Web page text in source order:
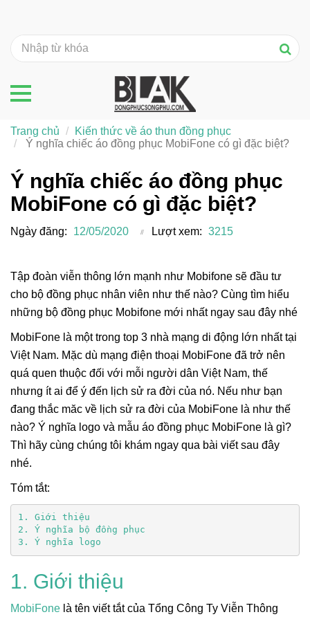
Ý nghĩa chiếc áo đồng phục
MobiFone có gì đặc biệt?
Ngày đăng: 12/05/2020 Lượt xem: 3215
Tập đoàn viễn thông lớn mạnh như Mobifone sẽ đầu tư
cho bộ đồng phục nhân viên như thế nào? Cùng tìm hiểu
những bộ đồng phục Mobifone mới nhất ngay sau đây nhé
MobiFone là một trong top 3 nhà mạng di động lớn nhất tại
Việt Nam. Mặc dù mạng điện thoại MobiFone đã trở nên
quá quen thuộc đối với mỗi người dân Việt Nam, thế
nhưng ít ai để ý đến lịch sử ra đời của nó. Nếu như bạn
đang thắc măc về lịch sử ra đời của MobiFone là như thế
nào? Ý nghĩa logo và mẫu áo đồng phục MobiFone là gì?
Thì hãy cùng chúng tôi khám ngay qua bài viết sau đây
nhé.
Tóm tắt:
1. Giới thiệu
2. Ý nghĩa bộ đồng phục
3. Ý nghĩa logo
1. Giới thiệu
MobiFone là tên viết tắt của Tổng Công Ty Viễn Thông
Trang chủ
Kiến thức về áo thun đồng phục
Ý nghĩa chiếc áo đồng phục MobiFone có gì đặc biệt?